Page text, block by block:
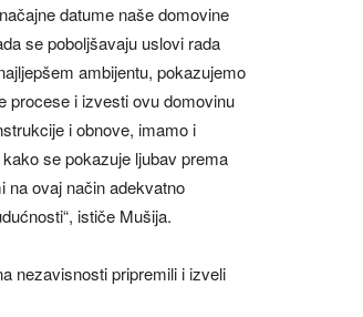
datume naše domovine
se poboljšavaju uslovi rada
ambijentu, pokazujemo
procese i izvesti ovu domovinu
i obnove, imamo i
se pokazuje ljubav prema
na ovaj način adekvatno
ističe Mušija.
nezavisnosti pripremili i izveli